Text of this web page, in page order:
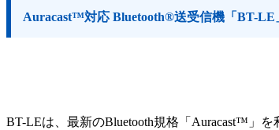
Auracast™対応 Bluetooth®送受信機「BT-LE
BT-LEは、最新のBluetooth規格「Auracast™」